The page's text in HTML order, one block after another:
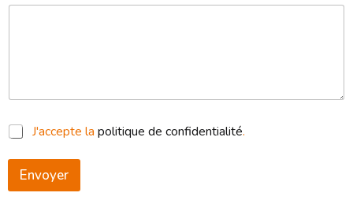
C
s
s
J'accepte la politique de confidentialité.
Envoyer